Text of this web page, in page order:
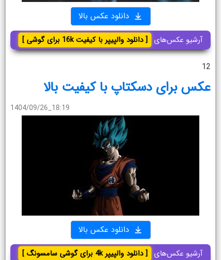
دانلود عکس بالا
آرشیو عکس‌های [ دانلود والپیپر با کیفیت 16k برای گوشی ]
12
عکس برای دسکتاپ با کیفیت بالا
1404/09/26_18:19
دانلود عکس بالا
آرشیو عکس‌های [ دانلود والپیپر 4k برای گوشی سامسونگ ]